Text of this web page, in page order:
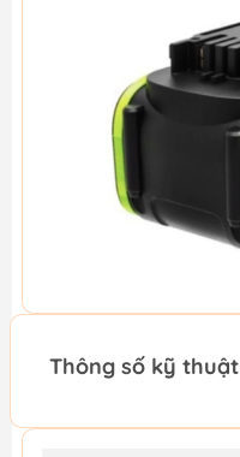
Thông số kỹ thuật